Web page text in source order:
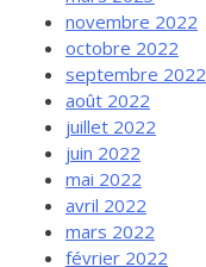
novembre 2022
octobre 2022
septembre 2022
août 2022
juillet 2022
juin 2022
mai 2022
avril 2022
mars 2022
février 2022